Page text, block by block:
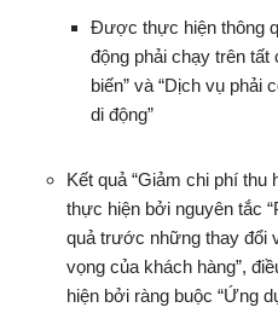
Được thực hiện thông
động phải chạy trên tất
biến” và “Dịch vụ phải
di động”
Kết quả “Giảm chi phí thu
thực hiện bởi nguyên tắc
quả trước những thay đổi
vọng của khách hàng”,
hiện bởi ràng buộc “Ứng